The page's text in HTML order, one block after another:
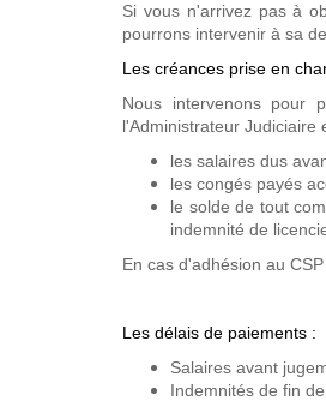
Si vous n'arrivez pas à
pourrons intervenir à sa
Les créances prise en
Nous intervenons pour
l'Administrateur Judiciaire
les salaires dus
les congés payés
le solde de tout
indemnité de
En cas d'adhésion au
Les délais de paiements :
Salaires avant
Indemnités de fin